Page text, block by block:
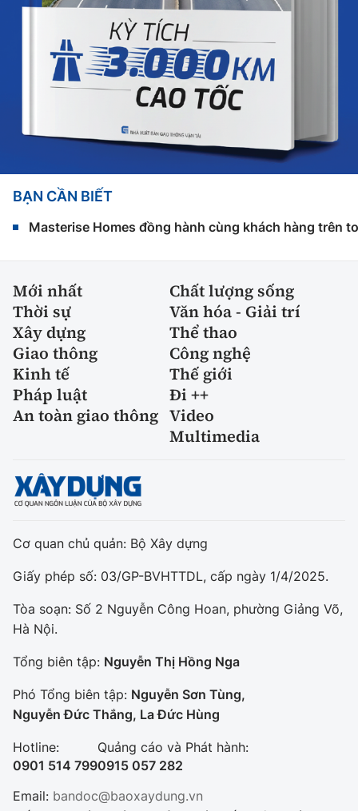
BẠN CẦN BIẾT
Masterise Homes đồng hành cùng khách hàng trên
Mới nhất
Chất lượng sống
Thời sự
Văn hóa - Giải trí
Xây dựng
Thể thao
Giao thông
Công nghệ
Kinh tế
Thế giới
Pháp luật
Đi ++
An toàn giao thông Video
Multimedia
Cơ quan chủ quản: Bộ Xây dựng
Giấy phép số: 03/GP-BVHTTDL, cấp ngày 1/4/2025.
Tòa soạn: Số 2 Nguyễn Công Hoan, phường Giảng Võ,
Hà Nội.
Tổng biên tập: Nguyễn Thị Hồng Nga
Phó Tổng biên tập: Nguyễn Sơn Tùng,
Nguyễn Đức Thắng, La Đức Hùng
Hotline:
0901 514 799
Quảng cáo và Phát hành:
0915 057 282
Email: bandoc@baoxaydung.vn